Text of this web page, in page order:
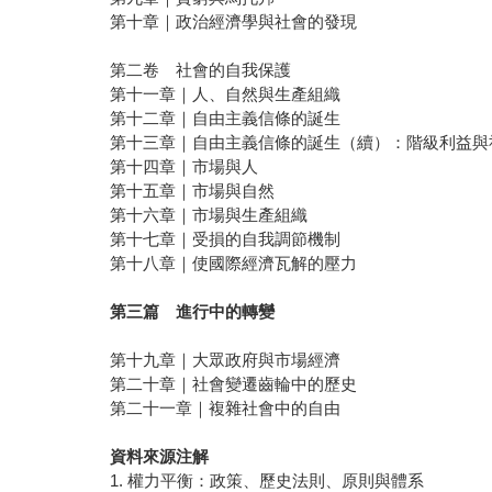
第十章｜政治經濟學與社會的發現
第二卷 社會的自我保護
第十一章｜人、自然與生產組織
第十二章｜自由主義信條的誕生
第十三章｜自由主義信條的誕生（續）：階級利益
第十四章｜市場與人
第十五章｜市場與自然
第十六章｜市場與生產組織
第十七章｜受損的自我調節機制
第十八章｜使國際經濟瓦解的壓力
第三篇 進行中的轉變
第十九章｜大眾政府與市場經濟
第二十章｜社會變遷齒輪中的歷史
第二十一章｜複雜社會中的自由
資料來源注解
1. 權力平衡：政策、歷史法則、原則與體系